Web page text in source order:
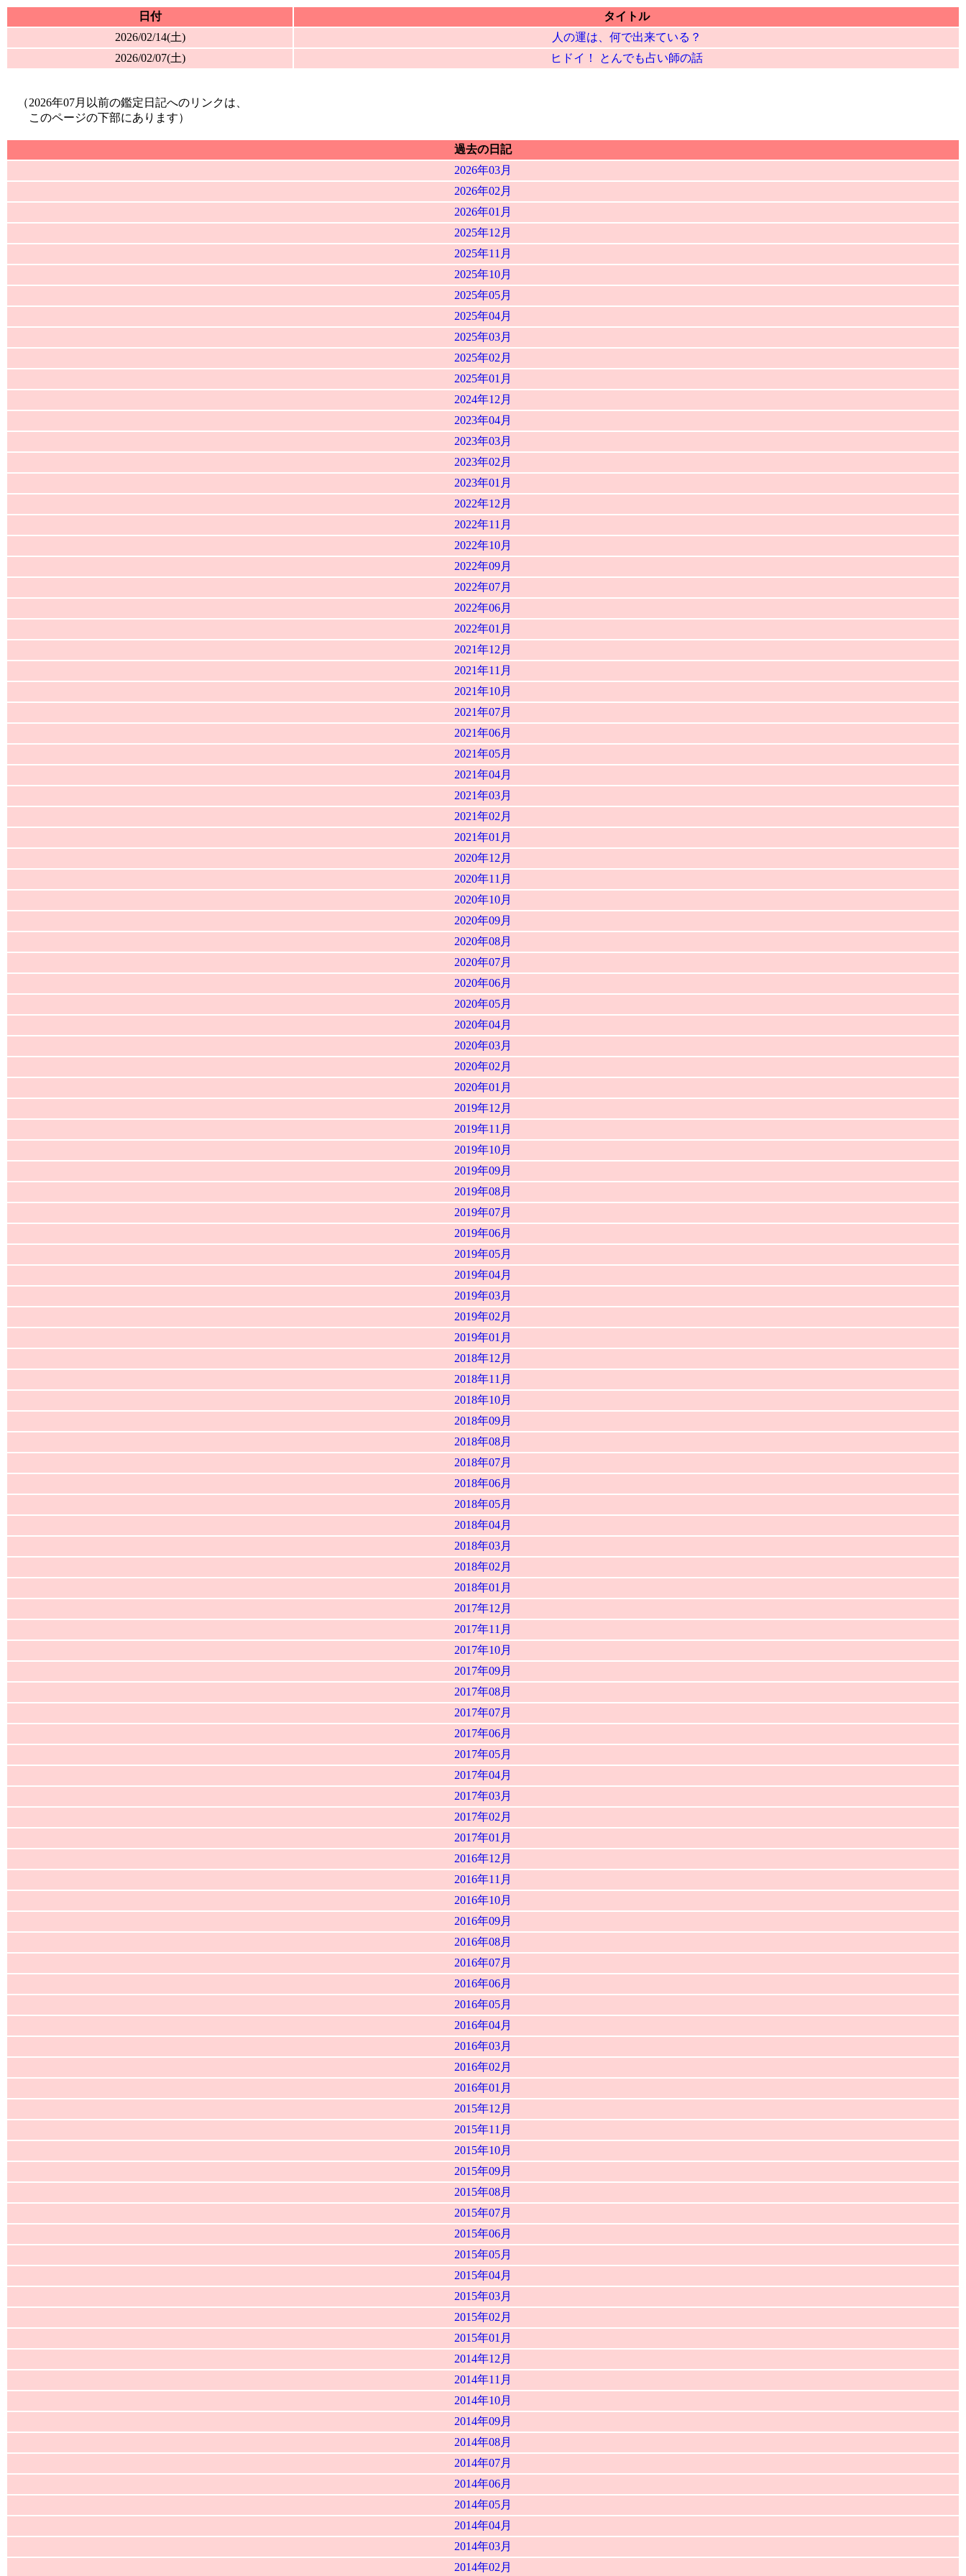
日付
タイトル
2026/02/14(土)
人の運は、何で出来ている？
2026/02/07(土)
ヒドイ！ とんでも占い師の話
（2026年07月以前の鑑定日記へのリンクは、
このページの下部にあります）
過去の日記
2026年03月
2026年02月
2026年01月
2025年12月
2025年11月
2025年10月
2025年05月
2025年04月
2025年03月
2025年02月
2025年01月
2024年12月
2023年04月
2023年03月
2023年02月
2023年01月
2022年12月
2022年11月
2022年10月
2022年09月
2022年07月
2022年06月
2022年01月
2021年12月
2021年11月
2021年10月
2021年07月
2021年06月
2021年05月
2021年04月
2021年03月
2021年02月
2021年01月
2020年12月
2020年11月
2020年10月
2020年09月
2020年08月
2020年07月
2020年06月
2020年05月
2020年04月
2020年03月
2020年02月
2020年01月
2019年12月
2019年11月
2019年10月
2019年09月
2019年08月
2019年07月
2019年06月
2019年05月
2019年04月
2019年03月
2019年02月
2019年01月
2018年12月
2018年11月
2018年10月
2018年09月
2018年08月
2018年07月
2018年06月
2018年05月
2018年04月
2018年03月
2018年02月
2018年01月
2017年12月
2017年11月
2017年10月
2017年09月
2017年08月
2017年07月
2017年06月
2017年05月
2017年04月
2017年03月
2017年02月
2017年01月
2016年12月
2016年11月
2016年10月
2016年09月
2016年08月
2016年07月
2016年06月
2016年05月
2016年04月
2016年03月
2016年02月
2016年01月
2015年12月
2015年11月
2015年10月
2015年09月
2015年08月
2015年07月
2015年06月
2015年05月
2015年04月
2015年03月
2015年02月
2015年01月
2014年12月
2014年11月
2014年10月
2014年09月
2014年08月
2014年07月
2014年06月
2014年05月
2014年04月
2014年03月
2014年02月